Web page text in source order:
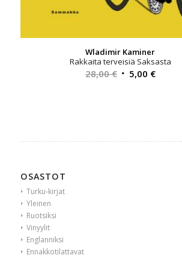
Wladimir Kaminer
Rakkaita terveisiä Saksasta
28,00€ Alkuperäinen
5,00 €
OSASTOT
Turku-kirjat
Yleinen
Ruotsiksi
Vinyylit
Englanniksi
Ennakkotilattavat